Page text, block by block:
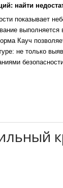
найти
показывает
Кауч
не только